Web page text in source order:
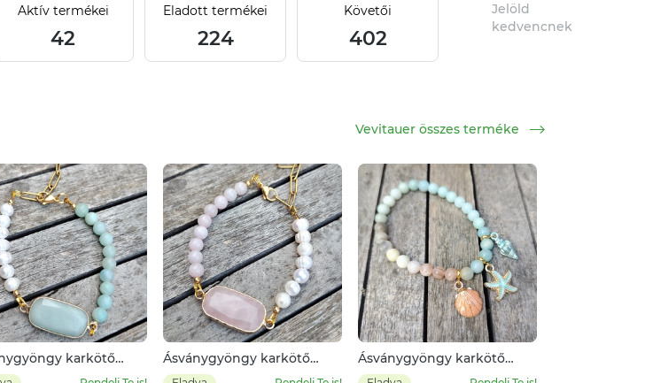
Aktív termékei
42
Eladott termékei
224
Követői
402
Jelöld
kedvencnek
Vevitauer összes terméke
karkötő
gyönggyel
Ásványgyöngy karkötő
tenyésztett gyönggyel
Ásványgyöngy karkötő
tengeri fityegőkkel